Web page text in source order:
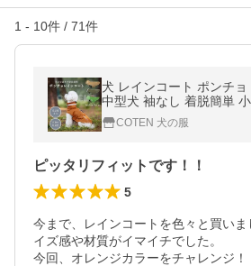
1 - 10件 / 71件
犬 レインコート ポンチ
中型犬 袖なし 着脱簡単 小
ド おしゃれ 可愛い フー
質 撥水 COTEN
COTEN 犬の服
ピッタリフィットです！！
5
今まで、レインコートを色々と買い
イズ感や材質がイマイチでした。
今回、オレンジカラーをチャレンジ！